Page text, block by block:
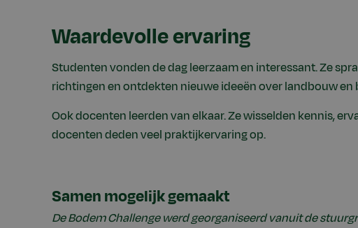
Waardevolle ervaring
Studenten vonden de dag leerzaam en interessant. Ze
richtingen en ontdekten nieuwe ideeën over landbouw en
Ook docenten leerden van elkaar. Ze wisselden kennis,
docenten deden veel praktijkervaring op.
Samen mogelijk gemaakt
De Bodem Challenge werd georganiseerd vanuit de